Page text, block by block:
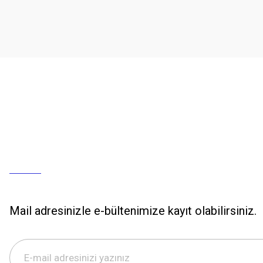
Mail adresinizle e-bültenimize kayıt olabilirsiniz.